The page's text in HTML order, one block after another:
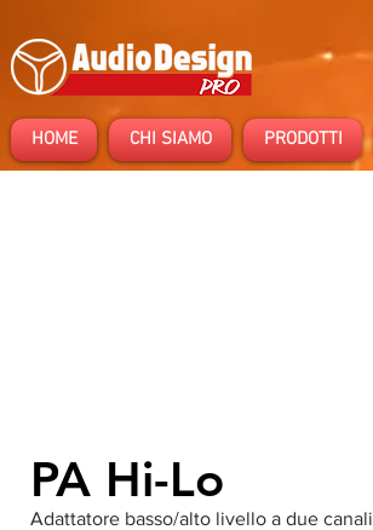
HOME CHI SIAMO PRODOTTI
PA Hi-Lo
Adattatore basso/alto livello a due canali